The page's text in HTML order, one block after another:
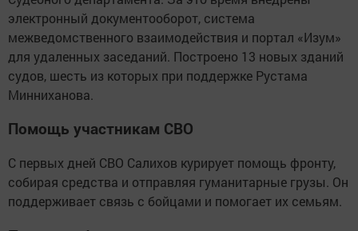
электронный документооборот, система
межведомственного взаимодействия и портал «Изум»
для удаленных заседаний. Построено 13 новых зданий
судов, шесть из которых при поддержке Рустама
Минниханова.
Помощь участникам СВО
С первых дней СВО Салихов курирует помощь фронту,
собирая средства и отправляя гуманитарные грузы. Он
поддерживает связь с бойцами и помогает их семьям.